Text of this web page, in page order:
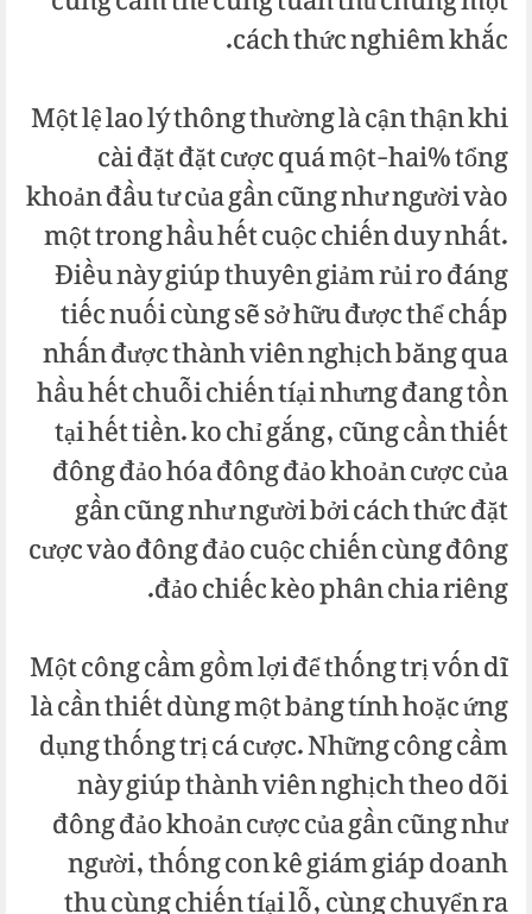
cách thức nghiêm khắc.
Một lệ lao lý thông thường là cận thận khi
cài đặt đặt cược quá một-hai% tổng
khoản đầu tư của gần cũng như người vào
một trong hầu hết cuộc chiến duy nhất.
Điều này giúp thuyên giảm rủi ro đáng
tiếc nuối cùng sẽ sở hữu được thể chấp
nhấn được thành viên nghịch băng qua
hầu hết chuỗi chiến tíại nhưng đang tồn
tại hết tiền. ko chỉ gắng, cũng cần thiết
đông đảo hóa đông đảo khoản cược của
gần cũng như người bởi cách thức đặt
cược vào đông đảo cuộc chiến cùng đông
đảo chiếc kèo phân chia riêng.
Một công cầm gồm lợi để thống trị vốn dĩ
là cần thiết dùng một bảng tính hoặc ứng
dụng thống trị cá cược. Những công cầm
này giúp thành viên nghịch theo dõi
đông đảo khoản cược của gần cũng như
người, thống con kê giám giáp doanh